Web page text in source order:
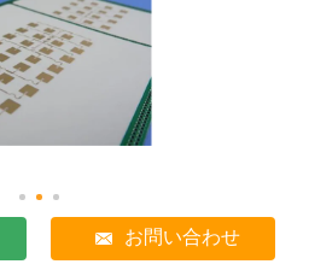
お問い合わせ